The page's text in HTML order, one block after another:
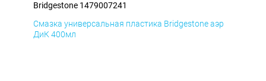
Bridgestone 1479007241
Смазка универсальная пластика Bridgestone аэр
ДиК 400мл